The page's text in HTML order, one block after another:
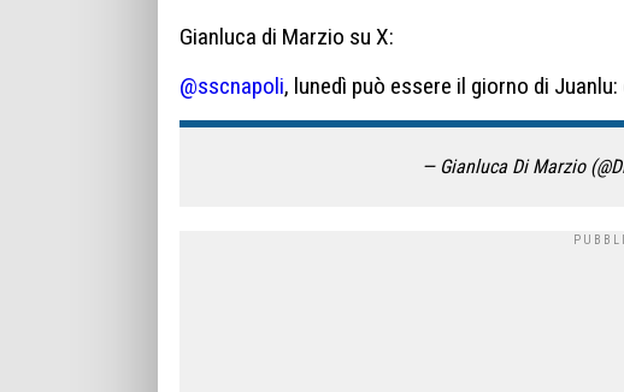
Gianluca di Marzio su X:
@sscnapoli, lunedì può essere il giorno di
— Gianluca Di Marzio